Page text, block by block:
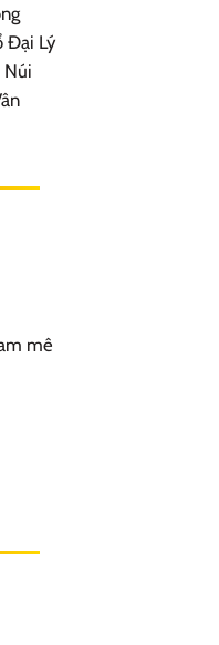
Đại Lý
Núi
mê